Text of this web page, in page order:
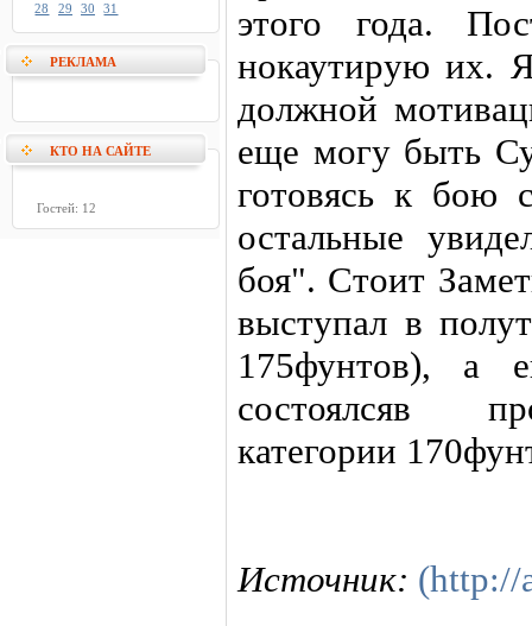
28
29 30 31
РЕКЛАМА
КТО НА САЙТЕ
Гостей: 12
этого года.
нокаутирую их.
должной
еще могу быть
готовясь к бою
остальные
боя". Стоит
выступал в
175фунтов), а
состоялсяв
категории
Источник: (http://